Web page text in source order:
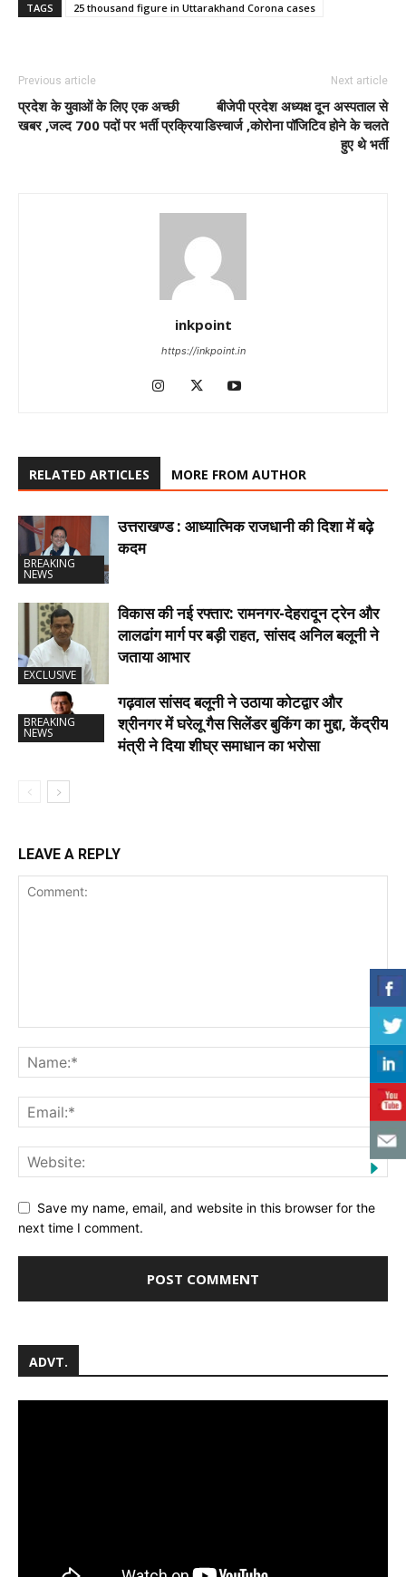
TAGS 25 thousand figure in Uttarakhand Corona cases
Previous article
प्रदेश के युवाओं के लिए एक अच्छी
खबर ,जल्द 700 पदों पर भर्ती प्रक्रिया
Next article
बीजेपी प्रदेश अध्यक्ष दून अस्पताल से
डिस्चार्ज ,कोरोना पॉजिटिव होने के चलते
हुए थे भर्ती
inkpoint
https://inkpoint.in
RELATED ARTICLES MORE FROM AUTHOR
BREAKING
NEWS
उत्तराखण्ड : आध्यात्मिक राजधानी की दिशा में बढ़े
कदम
EXCLUSIVE
विकास की नई रफ्तार: रामनगर-देहरादून ट्रेन और
लालढांग मार्ग पर बड़ी राहत, सांसद अनिल बलूनी ने
जताया आभार
BREAKING
NEWS
गढ़वाल सांसद बलूनी ने उठाया कोटद्वार और
श्रीनगर में घरेलू गैस सिलेंडर बुकिंग का मुद्दा, केंद्रीय
मंत्री ने दिया शीघ्र समाधान का भरोसा
LEAVE A REPLY
Save my name, email, and website in this browser for the
next time I comment.
ADVT.